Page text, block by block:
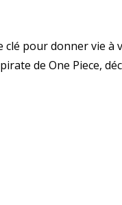
clé pour donner vie
de One Piece,